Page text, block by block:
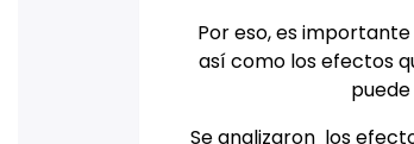
Por eso, es
así como los efectos
Se analizaron los